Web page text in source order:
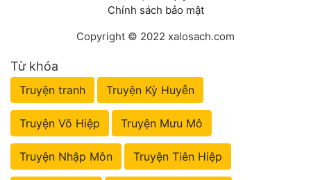
Chính sách bảo mật
Copyright © 2022 xalosach.com
Từ khóa
Truyện tranh Truyện Kỳ Huyễn
Truyện Võ Hiệp Truyện Mưu Mô
Truyện Nhập Môn Truyện Tiên Hiệp